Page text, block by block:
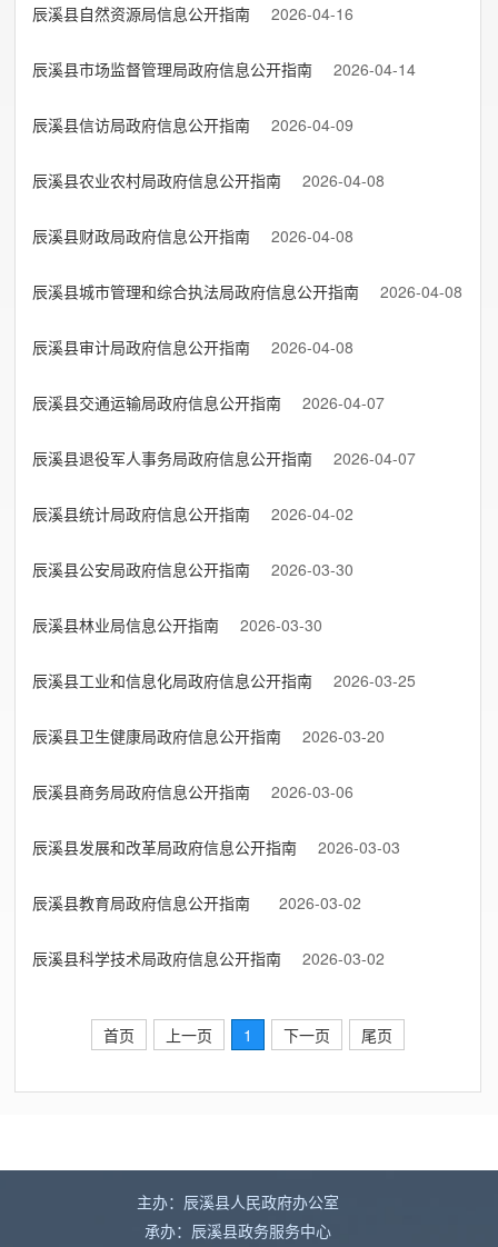
辰溪县自然资源局信息公开指南 2026-04-16
辰溪县市场监督管理局政府信息公开指南 2026-04-14
辰溪县信访局政府信息公开指南 2026-04-09
辰溪县农业农村局政府信息公开指南 2026-04-08
辰溪县财政局政府信息公开指南 2026-04-08
辰溪县城市管理和综合执法局政府信息公开指南 2026-04-08
辰溪县审计局政府信息公开指南 2026-04-08
辰溪县交通运输局政府信息公开指南 2026-04-07
辰溪县退役军人事务局政府信息公开指南 2026-04-07
辰溪县统计局政府信息公开指南 2026-04-02
辰溪县公安局政府信息公开指南 2026-03-30
辰溪县林业局信息公开指南 2026-03-30
辰溪县工业和信息化局政府信息公开指南 2026-03-25
辰溪县卫生健康局政府信息公开指南 2026-03-20
辰溪县商务局政府信息公开指南 2026-03-06
辰溪县发展和改革局政府信息公开指南 2026-03-03
辰溪县教育局政府信息公开指南 2026-03-02
辰溪县科学技术局政府信息公开指南 2026-03-02
首页 上一页 1 下一页 尾页
主办：辰溪县人民政府办公室
承办：辰溪县政务服务中心